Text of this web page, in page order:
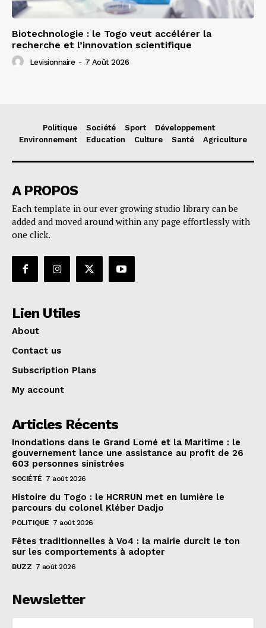
Biotechnologie : le Togo veut accélérer la
recherche et l’innovation scientifique
Levisionnaire - 7 Août 2026
Politique Société Sport
Développement
Environnement
Education Culture Santé Agriculture
A PROPOS
Each template in our ever growing studio library can be
added and moved around within any page effortlessly with
one click.
Lien Utiles
About
Contact us
Subscription Plans
My account
Articles Récents
Inondations dans le Grand Lomé et la Maritime : le
gouvernement lance une assistance au profit de 26
603 personnes sinistrées
SOCIÉTÉ 7 août 2026
Histoire du Togo : le HCRRUN met en lumière le
parcours du colonel Kléber Dadjo
POLITIQUE 7 août 2026
Fêtes traditionnelles à Vo4 : la mairie durcit le ton
sur les comportements à adopter
BUZZ 7 août 2026
Newsletter